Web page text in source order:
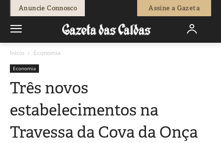
Anuncie Connosco Assine a Gazeta
Início Economia
Economia
Três novos
estabelecimentos na
Travessa da Cova da Onça